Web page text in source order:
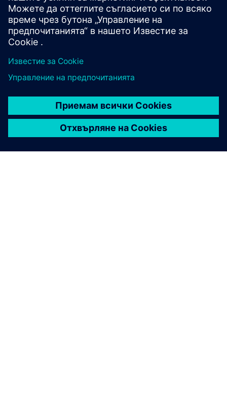
извървят този път с нас. Когато става въпрос за
инвестиране във възобновяема вятърна енергия, ние
сме големи фенове.